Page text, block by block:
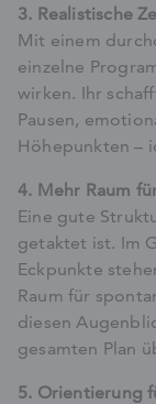
3. Realistische
Mit einem
einzelne
wirken. Ihr
Pausen,
Höhepunkten –
4. Mehr Raum
Eine gute
getaktet ist. Im
Eckpunkte
Raum für
diesen
gesamten Plan
5. Orientierung